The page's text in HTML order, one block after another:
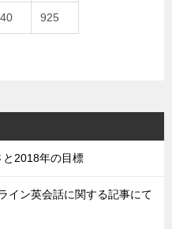
925
2018年の目標
イン英会話に関する記事にて